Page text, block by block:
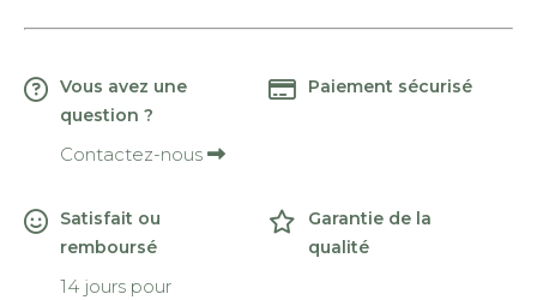
Vous avez une
question ?
Contactez-nous
Paiement sécurisé
Satisfait ou
remboursé
14 jours pour
Garantie de la
qualité